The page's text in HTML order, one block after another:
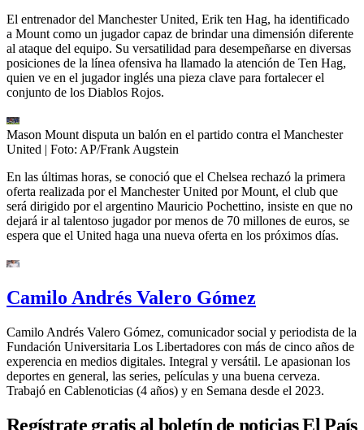
El entrenador del Manchester United, Erik ten Hag, ha identificado
a Mount como un jugador capaz de brindar una dimensión diferente
al ataque del equipo. Su versatilidad para desempeñarse en diversas
posiciones de la línea ofensiva ha llamado la atención de Ten Hag,
quien ve en el jugador inglés una pieza clave para fortalecer el
conjunto de los Diablos Rojos.
Mason Mount disputa un balón en el partido contra el Manchester
United | Foto: AP/Frank Augstein
En las últimas horas, se conoció que el Chelsea rechazó la primera
oferta realizada por el Manchester United por Mount, el club que
será dirigido por el argentino Mauricio Pochettino, insiste en que no
dejará ir al talentoso jugador por menos de 70 millones de euros, se
espera que el United haga una nueva oferta en los próximos días.
Camilo Andrés Valero Gómez
Camilo Andrés Valero Gómez, comunicador social y periodista de la
Fundación Universitaria Los Libertadores con más de cinco años de
experencia en medios digitales. Integral y versátil. Le apasionan los
deportes en general, las series, películas y una buena cerveza.
Trabajó en Cablenoticias (4 años) y en Semana desde el 2023.
Regístrate gratis al boletín de noticias El País